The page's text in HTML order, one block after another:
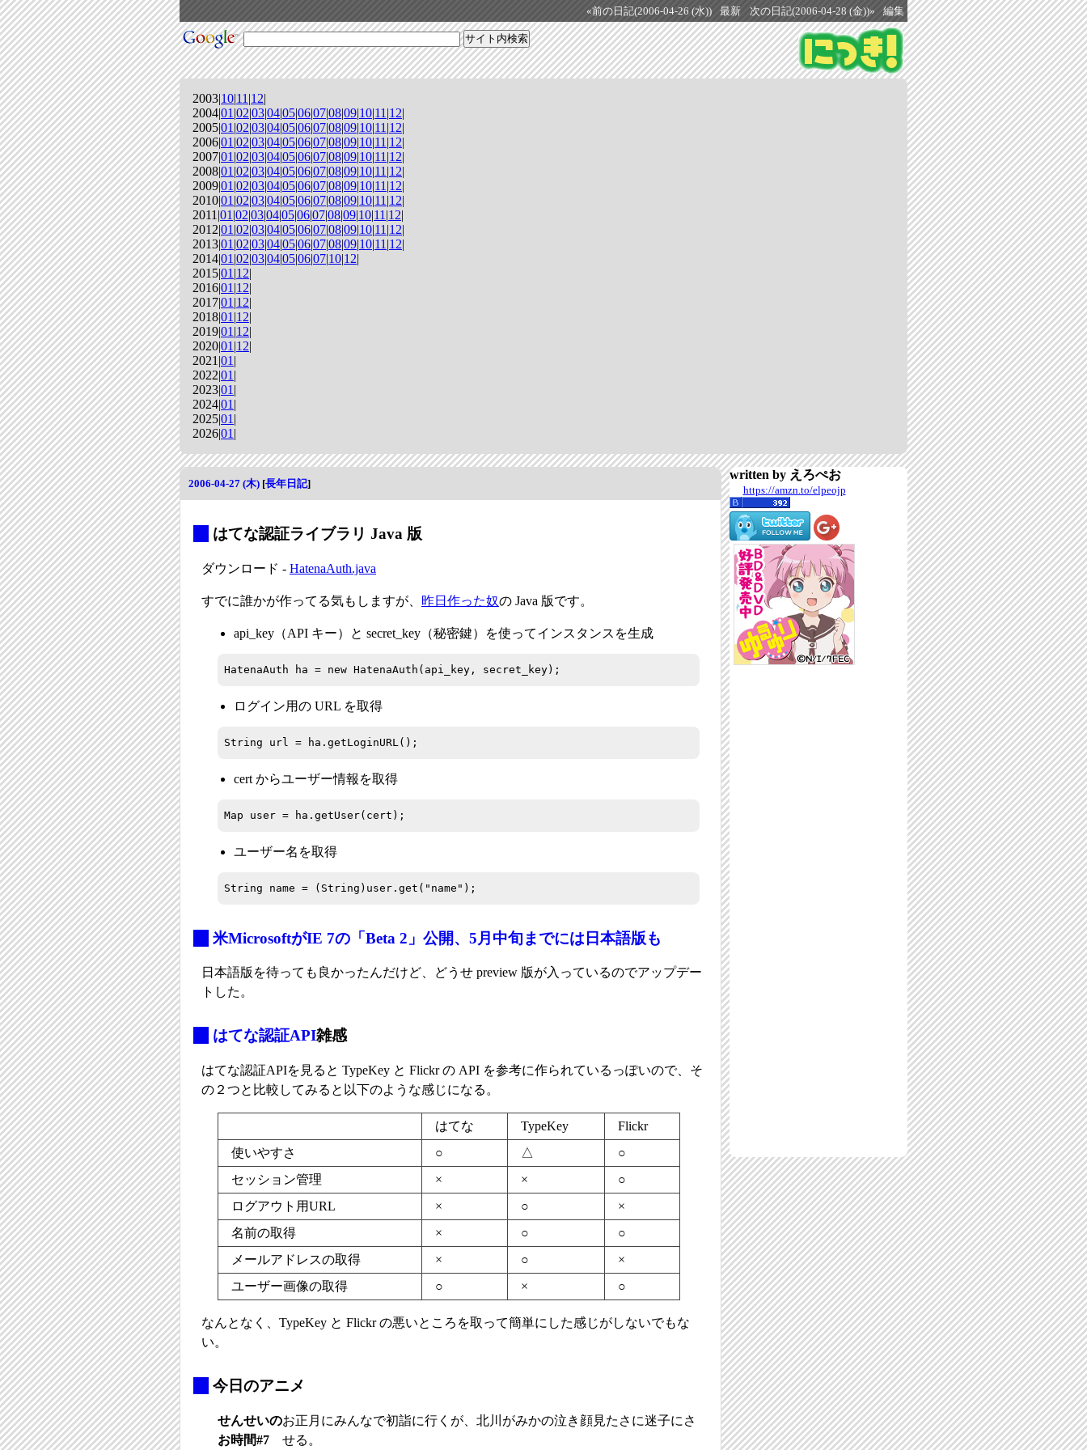
«前の日記(2006-04-26 (水)) 最新 次の日記(2006-04-28 (金))» 編集
2003|10|11 |12|
2004|01 |02|03|04|05|06|07|08|09|10|11 |12|
2005|01 |02|03|04|05|06|07|08|09|10|11 |12|
2006|01 |02|03|04|05|06|07|08|09|10|11 |12|
2007|01 |02|03|04|05|06|07|08|09|10|11 |12|
2008|01 |02|03|04|05|06|07|08|09|10|11 |12|
2009|01 |02|03|04|05|06|07|08|09|10|11 |12|
2010|01 |02|03|04|05|06|07|08|09|10|11 |12|
2011|01 |02|03|04|05|06|07|08|09|10|11 |12|
2012|01 |02|03|04|05|06|07|08|09|10|11 |12|
2013|01 |02|03|04|05|06|07|08|09|10|11 |12|
2014|01 |02|03|04|05|06|07|10|12|
2015|01 |12|
2016|01 |12|
2017|01 |12|
2018|01 |12|
2019|01 |12|
2020|01 |12|
2021|01 |
2022|01 |
2023|01 |
2024|01 |
2025|01 |
2026|01 |
2006-04-27 (木) [長年日記]
はてな認証ライブラリ Java 版
ダウンロード - HatenaAuth.java
すでに誰かが作ってる気もしますが、 昨日作った奴の Java 版です。
api_key（API キー）と secret_key（秘密鍵）を使ってインスタンスを生成
HatenaAuth ha = new HatenaAuth(api_key, secret_key);
ログイン用の URL を取得
String url = ha.getLoginURL();
cert からユーザー情報を取得
Map user = ha.getUser(cert);
ユーザー名を取得
String name = (String)user.get("name");
米MicrosoftがIE 7の「Beta 2」公開、5月中旬までには日本語版も
日本語版を待っても良かったんだけど、どうせ preview 版が入っているのでアップデー
トした。
はてな認証API雑感
はてな認証APIを見ると TypeKey と Flickr の API を参考に作られているっぽいので、そ
の２つと比較してみると以下のような感じになる。
はてな TypeKey
Flickr
使いやすさ
○ △
○
セッション管理
× ×
○
ログアウト用URL
× ○
×
名前の取得
× ○
○
メールアドレスの取得
× ○
×
ユーザー画像の取得
○ × ○
なんとなく、TypeKey と Flickr の悪いところを取って簡単にした感じがしないでもな
い。
今日のアニメ
せんせいの
お時間#7
お正月にみんなで初詣に行くが、北川がみかの泣き顔見たさに迷子にさ
せる。
written by えろぺお
https://amzn.to/elpeojp